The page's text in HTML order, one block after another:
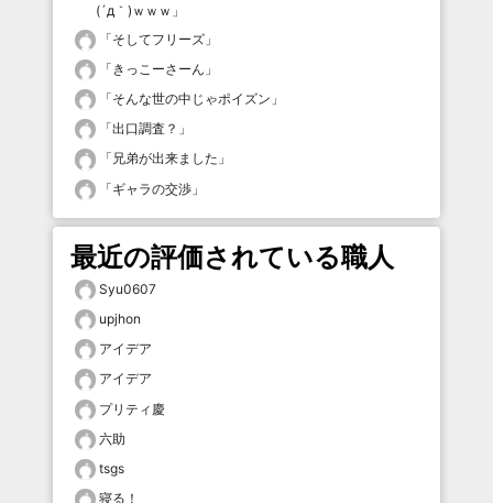
(´д｀)ｗｗｗ 」
「そしてフリーズ 」
「 きっこーさーん 」
「そんな世の中じゃポイズン 」
「出口調査？ 」
「 兄弟が出来ました 」
「ギャラの交渉 」
最近の評価されている職人
Syu0607
upjhon
アイデア
アイデア
プリティ慶
六助
tsgs
寝る！